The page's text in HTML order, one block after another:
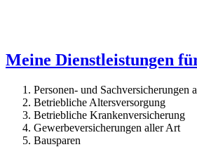
Meine Dienstleistungen
Personen- und Sachversicherungen
Betriebliche Altersversorgung
Betriebliche Krankenversicherung
Gewerbeversicherungen aller Art
Bausparen